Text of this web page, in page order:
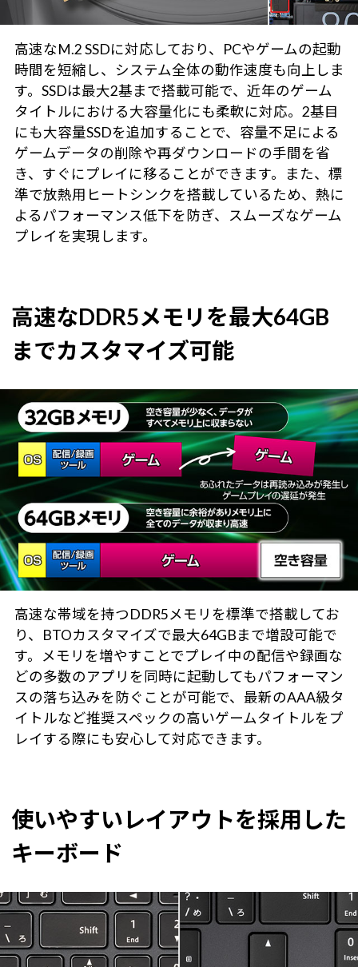
高速なM.2 SSDに対応しており、PCやゲームの起動
時間を短縮し、システム全体の動作速度も向上しま
す。SSDは最大2基まで搭載可能で、近年のゲーム
タイトルにおける大容量化にも柔軟に対応。2基目
にも大容量SSDを追加することで、容量不足による
ゲームデータの削除や再ダウンロードの手間を省
き、すぐにプレイに移ることができます。また、標
準で放熱用ヒートシンクを搭載しているため、熱に
よるパフォーマンス低下を防ぎ、スムーズなゲーム
プレイを実現します。
高速なDDR5メモリを最大64GB
までカスタマイズ可能
高速な帯域を持つDDR5メモリを標準で搭載してお
り、BTOカスタマイズで最大64GBまで増設可能で
す。メモリを増やすことでプレイ中の配信や録画な
どの多数のアプリを同時に起動してもパフォーマン
スの落ち込みを防ぐことが可能で、最新のAAA級タ
イトルなど推奨スペックの高いゲームタイトルをプ
レイする際にも安心して対応できます。
使いやすいレイアウトを採用した
キーボード